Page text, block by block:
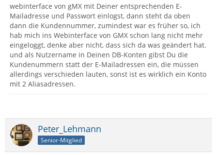
webinterface von gMX mit Deiner entsprechenden E-
Mailadresse und Passwort einlogst, dann steht da oben
dann die Kundennummer, zumindest war es früher so, ich
hab mich ins Webinterface von GMX schon lang nicht mehr
eingeloggt, denke aber nicht, dass sich da was geändert hat.
und als Nutzername in Deinen DB-Konten gibst Du die
Kundenummern statt der E-Mailadressen ein, die müssen
allerdings verschieden lauten, sonst ist es wirklich ein Konto
mit 2 Aliasadressen.
Peter_Lehmann
Senior-Mitglied